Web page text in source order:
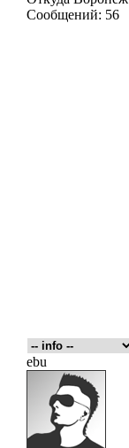
Сообщений: 56
ebu